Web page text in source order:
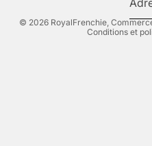
© 2026 RoyalFrenchie
Conditions et